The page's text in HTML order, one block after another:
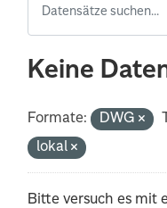
Keine
Formate: DWG
lokal
Bitte versuch es mit